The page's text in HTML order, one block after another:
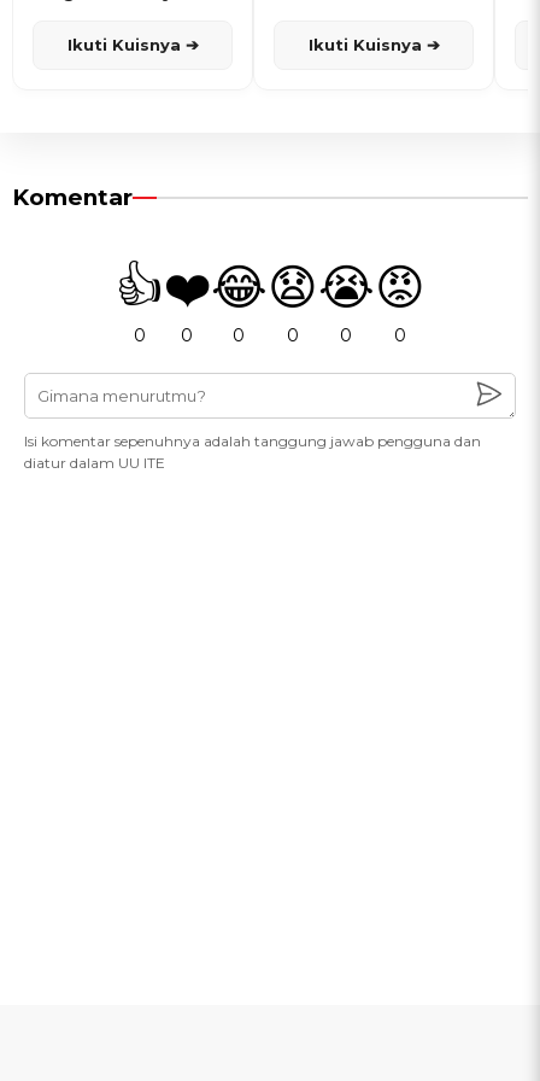
Ikuti Kuisnya ➔ Ikuti Kuisnya ➔
Komentar
👍
0
❤️
0
😂
0
😧
0
😭
0
😡
0
Isi komentar sepenuhnya adalah tanggung jawab pengguna dan
diatur dalam UU ITE